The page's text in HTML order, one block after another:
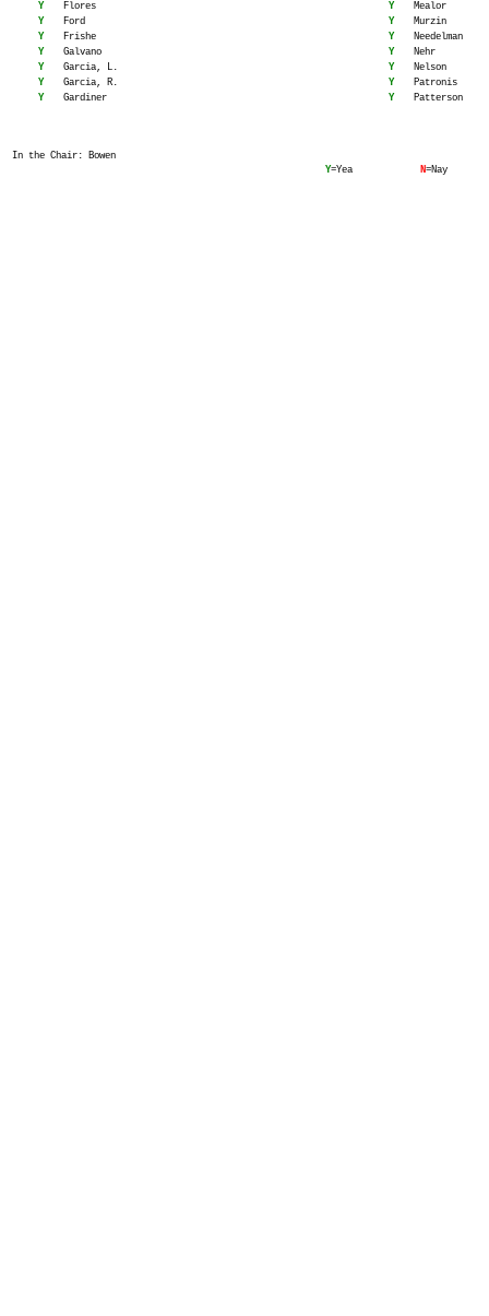
Y
Flores
Y
Ford
Y
Frishe
Y
Galvano
Y
Garcia, L.
Y
Garcia, R.
Y
Gardiner
Y
Mealor
Y
Murzin
Y
Needelman
Y
Nehr
Y
Nelson
Y
Patronis
Y
Patterson
In the Chair: Bowen
Y=Yea N=Nay